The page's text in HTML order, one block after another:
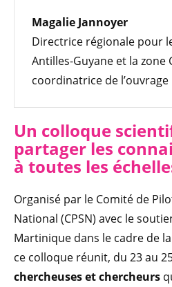
Magalie Jannoyer
Directrice régionale pour
Antilles-Guyane et la zone
coordinatrice de l’ouvrage
Un colloque
partager les
à toutes les
Organisé par le Comité de
National (CPSN) avec le
Martinique dans le cadre de
ce colloque réunit, du 23 au
chercheuses et chercheurs